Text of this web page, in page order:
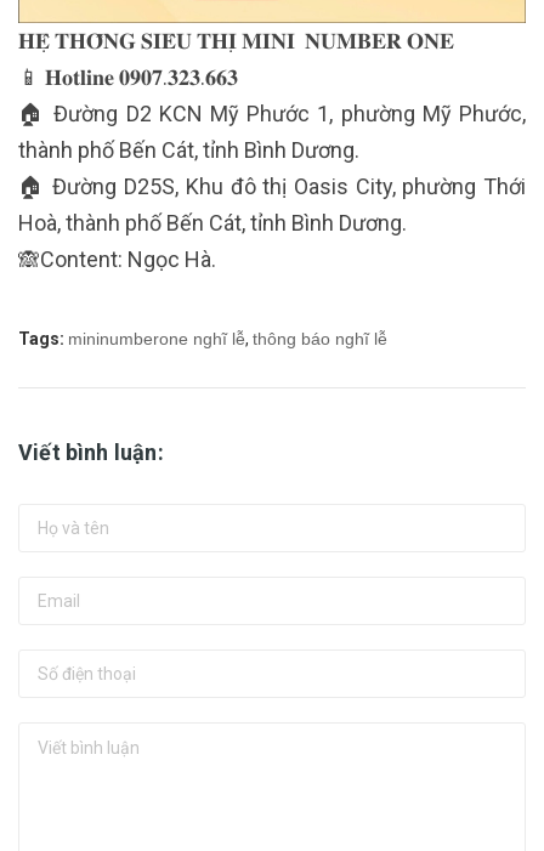
𝐇𝐄̣̂ 𝐓𝐇𝐎̂́𝐍𝐆 𝐒𝐈𝐄̂𝐔 𝐓𝐇𝐈̣ 𝐌𝐈𝐍𝐈 𝐍𝐔𝐌𝐁𝐄𝐑 𝐎𝐍𝐄
📱 𝐇𝐨𝐭𝐥𝐢𝐧𝐞 𝟎𝟗𝟎𝟕.𝟑𝟐𝟑.𝟔𝟔𝟑
🏠 Đường D2 KCN Mỹ Phước 1, phường Mỹ Phước,
thành phố Bến Cát, tỉnh Bình Dương.
🏠 Đường D25S, Khu đô thị Oasis City, phường Thới
Hoà, thành phố Bến Cát, tỉnh Bình Dương.
🙈Content: Ngọc Hà.
Tags: mininumberone nghĩ lễ, thông báo nghĩ lễ
Viết bình luận: